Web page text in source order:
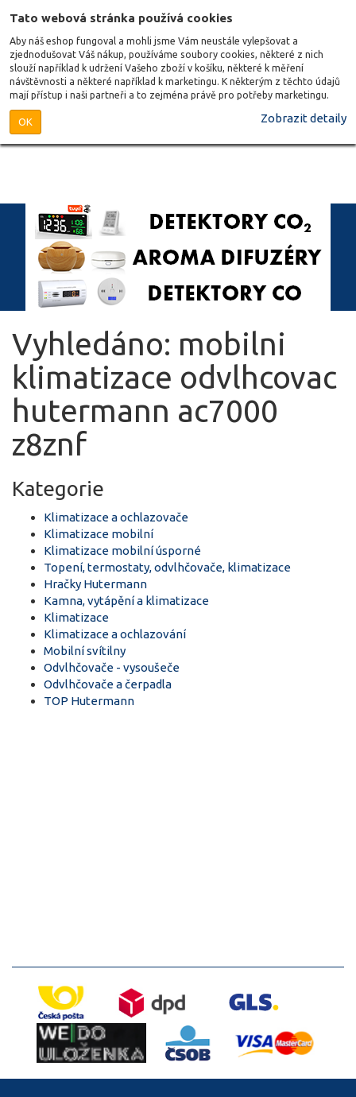
Tato webová stránka používá cookies
Aby náš eshop fungoval a mohli jsme Vám neustále vylepšovat a
zjednodušovat Váš nákup, používáme soubory cookies, některé z nich
slouží například k udržení Vašeho zboží v košíku, některé k měření
návštěvnosti a některé například k marketingu. K některým z těchto údajů
mají přístup i naši partneři a to zejména právě pro potřeby marketingu.
OK Zobrazit detaily
Vyhledáno: mobilni
klimatizace odvlhcovac
hutermann ac7000
z8znf
Kategorie
Klimatizace a ochlazovače
Klimatizace mobilní
Klimatizace mobilní úsporné
Topení, termostaty, odvlhčovače, klimatizace
Hračky Hutermann
Kamna, vytápění a klimatizace
Klimatizace
Klimatizace a ochlazování
Mobilní svítilny
Odvlhčovače - vysoušeče
Odvlhčovače a čerpadla
TOP Hutermann